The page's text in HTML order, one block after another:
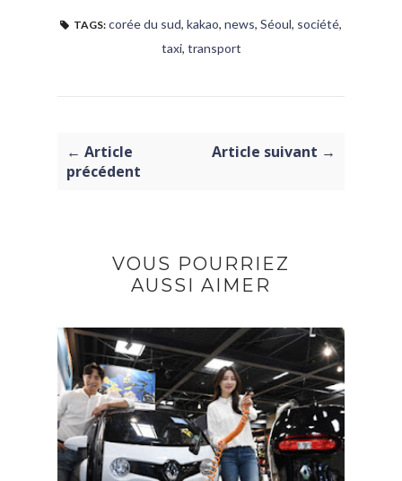
TAGS: corée du sud, kakao, news, Séoul, société,
taxi, transport
← Article
précédent
Article suivant →
VOUS POURRIEZ
AUSSI AIMER